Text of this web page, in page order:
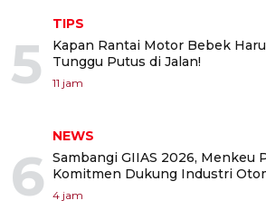
5
TIPS
Kapan Rantai Motor Bebek
Tunggu Putus di Jalan!
11 jam
6
NEWS
Sambangi GIIAS 2026, Menkeu
Komitmen Dukung Industri
4 jam